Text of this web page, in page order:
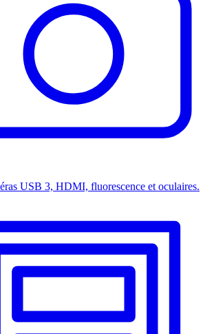
USB 3, HDMI, fluorescence et oculaires.